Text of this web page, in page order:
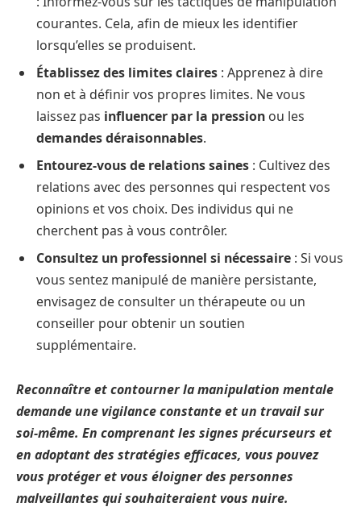
courantes. Cela, afin de mieux les identifier
lorsqu’elles se produisent.
Établissez des limites claires : Apprenez à dire
non et à définir vos propres limites. Ne vous
laissez pas influencer par la pression ou les
demandes déraisonnables.
Entourez-vous de relations saines : Cultivez des
relations avec des personnes qui respectent vos
opinions et vos choix. Des individus qui ne
cherchent pas à vous contrôler.
Consultez un professionnel si nécessaire : Si vous
vous sentez manipulé de manière persistante,
envisagez de consulter un thérapeute ou un
conseiller pour obtenir un soutien
supplémentaire.
Reconnaître et contourner la manipulation mentale
demande une vigilance constante et un travail sur
soi-même. En comprenant les signes précurseurs et
en adoptant des stratégies efficaces, vous pouvez
vous protéger et vous éloigner des personnes
malveillantes qui souhaiteraient vous nuire.